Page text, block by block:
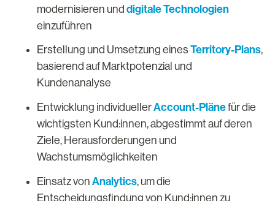
modernisieren und digitale Technologien
einzuführen
Erstellung und Umsetzung eines Territory-Plans,
basierend auf Marktpotenzial und
Kundenanalyse
Entwicklung individuellerAccount-Plänefür die
wichtigsten Kund:innen, abgestimmt auf deren
Ziele, Herausforderungen und
Wachstumsmöglichkeiten
Einsatz von Analytics, um die
Entscheidungsfindung von Kund:innen zu